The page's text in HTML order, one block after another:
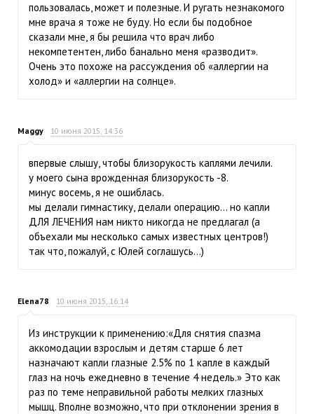
пользовалась, может и полезные. И ругать незнакомого
мне врача я тоже не буду. Но если бы подобное
сказали мне, я бы решила что врач либо
некомпетентен, либо банально меня «разводит».
Очень это похоже на рассуждения об «аллергии на
холод» и «аллергии на солнце».
Maggy 10 июня 2015, 14:36
впервые слышу, чтобы близорукость каплями лечили.
у моего сына врожденная близорукость -8.
минус восемь, я не ошиблась.
мы делали гимнастику, делали операцию… но капли
ДЛЯ ЛЕЧЕНИЯ нам никто никогда не предлагал (а
объехали мы несколько самых известных центров!)
так что, пожалуй, с Юлей соглашусь...)
Elena78 10 июня 2015, 16:14
Из инструкции к применению:«Для снятия спазма
аккомодации взрослым и детям старше 6 лет
назначают капли глазные 2.5% по 1 капле в каждый
глаз на ночь ежедневно в течение 4 недель.» Это как
раз по теме неправильной работы мелких глазных
мышц. Вполне возможно, что при отклонении зрения в